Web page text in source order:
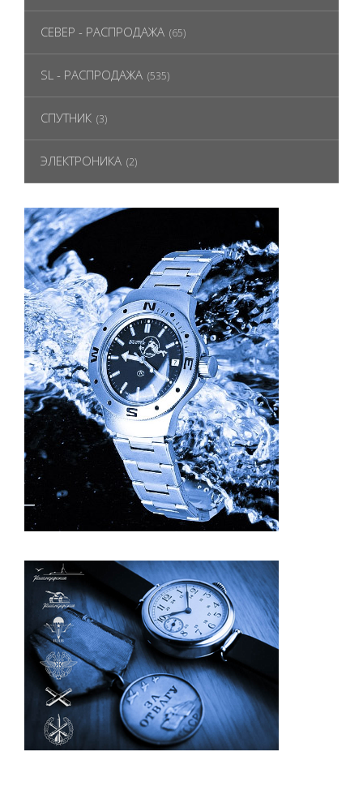
СЕВЕР - РАСПРОДАЖА (65)
SL - РАСПРОДАЖА (535)
СПУТНИК (3)
ЭЛЕКТРОНИКА (2)